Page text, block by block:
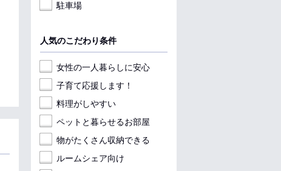
駐車場
人気のこだわり条件
女性の一人暮らしに安心
子育て応援します！
料理がしやすい
ペットと暮らせるお部屋
物がたくさん収納できる
ルームシェア向け